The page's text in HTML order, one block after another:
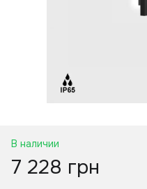
В наличии
7 228 грн